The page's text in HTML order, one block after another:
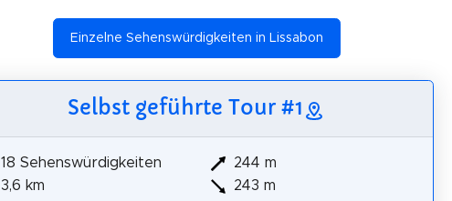
Einzelne Sehenswürdigkeiten in Lissabon
Selbst geführte Tour #1
18 Sehenswürdigkeiten
3,6 km
244 m
243 m